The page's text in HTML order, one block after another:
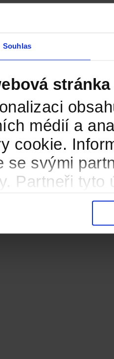
Souhlas
médií a
cookie.
se svými
Partneři tyto
které